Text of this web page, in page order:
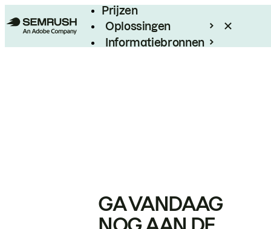
Prijzen
Oplossingen
Informatiebronnen
GA VANDAAG